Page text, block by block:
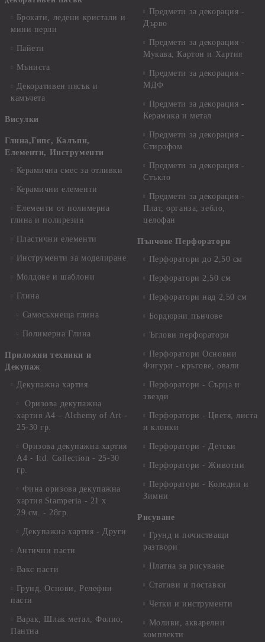
Брокати, ледени кристали и
мини перли
Пайети
Мъниста
Декоративен пясък и
камъчета
Висулки
Глина,Гипс, Калъпи,
Елементи, Инструменти
Керамична смес за отливки
Керамични елементи
Елементи от полимерна
глина и полирезин
Пластични елементи
Инструменти за моделиране
Молдове и шаблони
Глина
Самосъхнеща глина
Полимерна Глина
Приложни техники и
Декупаж
Декупажна хартия
Оризова декупажна
хартия А4 - Alchemy of Art -
25-30 гр.
Оризова декупажна хартия
А4 - Itd. Collection - 25-30
гр.
Фина оризова декупажна
хартия Stamperia - 21 х
29.см. - 28гр.
Декупажна хартия - Други
Антични пасти
Вакс пасти
Грунд, Основи, Релефни
пасти
Варак, Шлак метал, Фолио,
Пантна
Предмети за декорация -
Дърво
Предмети за декорация -
Мукава, Картон и Хартия
Предмети за декорация -
МДФ
Предмети за декорация -
Керамика и метал
Предмети за декорация -
Стирофом
Предмети за декорация -
Стъкло
Предмети за декорация -
Плат, органза, зебло,
целофан
Пънчове Перфоратори
Перфоратори до 2,50 см
Перфоратори 2,50 см
Перфоратори над 2,50 см
Бордюрни пънчове
Ъглови перфоратори
Перфоратори Основни
Фигури - кръгове, овали
Перфоратори - Сърца и
звезди
Перфоратори - Цветя, листа
и клонки
Перфоратори - Детски
Перфоратори - Животни
Перфоратори - Коледни и
Зимни
Рисуване
Грунд и почистващи
разтвори
Платна за рисуване
Стативи и поставки
Четки и инструменти
Моливи, акварелни
комплекти